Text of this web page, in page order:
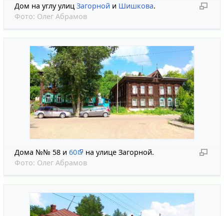
Дом на углу улицЗагорной и Шишкова.
Фото: Олег Абрамов
Дома №№ 58 и60
на улице Загорной.
Фото: Олег Абрамов